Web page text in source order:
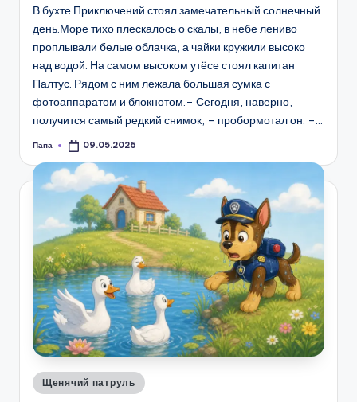
В бухте Приключений стоял замечательный солнечный
день.Море тихо плескалось о скалы, в небе лениво
проплывали белые облачка, а чайки кружили высоко
над водой. На самом высоком утёсе стоял капитан
Палтус. Рядом с ним лежала большая сумка с
фотоаппаратом и блокнотом.– Сегодня, наверно,
получится самый редкий снимок, – пробормотал он. –…
Запись
Папа 09.05.2026
Опубликовано
Щенячий патруль